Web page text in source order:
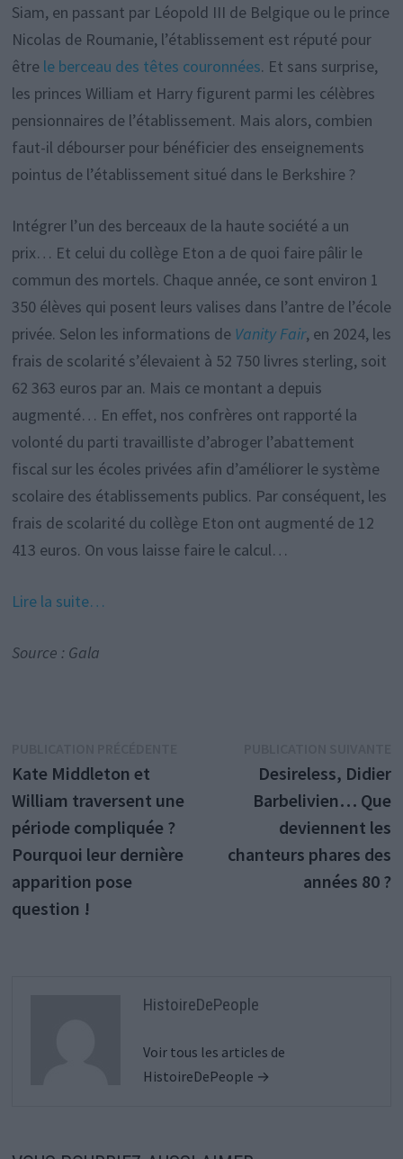
Siam, en passant par Léopold III de Belgique ou le prince
Nicolas de Roumanie, l’établissement est réputé pour
être le berceau des têtes couronnées. Et sans surprise,
les princes William et Harry figurent parmi les célèbres
pensionnaires de l’établissement. Mais alors, combien
faut-il débourser pour bénéficier des enseignements
pointus de l’établissement situé dans le Berkshire ?
Intégrer l’un des berceaux de la haute société a un
prix… Et celui du collège Eton a de quoi faire pâlir le
commun des mortels. Chaque année, ce sont environ 1
350 élèves qui posent leurs valises dans l’antre de l’école
privée. Selon les informations de Vanity Fair, en 2024, les
frais de scolarité s’élevaient à 52 750 livres sterling, soit
62 363 euros par an. Mais ce montant a depuis
augmenté… En effet, nos confrères ont rapporté la
volonté du parti travailliste d’abroger l’abattement
fiscal sur les écoles privées afin d’améliorer le système
scolaire des établissements publics. Par conséquent, les
frais de scolarité du collège Eton ont augmenté de 12
413 euros. On vous laisse faire le calcul…
Lire la suite…
Source : Gala
de
l’article
Kate Middleton et
William traversent une
période compliquée ?
Pourquoi leur dernière
apparition pose
question !
Desireless, Didier
Barbelivien… Que
deviennent les
chanteurs phares des
années 80 ?
HistoireDePeople
Voir tous les articles de
HistoireDePeople →